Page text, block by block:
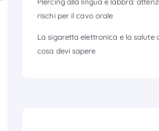
rischi per il cavo orale
La sigaretta elettronica e la salute
cosa devi sapere